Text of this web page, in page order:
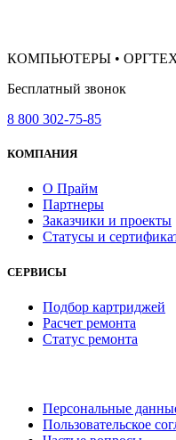
КОМПЬЮТЕРЫ •
Бесплатный звонок
8 800 302-75-85
КОМПАНИЯ
О Прайм
Партнеры
Заказчики и проекты
Статусы и
СЕРВИСЫ
Подбор картриджей
Расчет ремонта
Статус ремонта
Персональные
Пользовательское